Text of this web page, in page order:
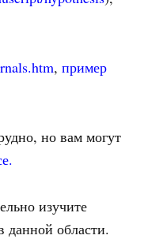
, пример
но вам могут
изучите
данной области.